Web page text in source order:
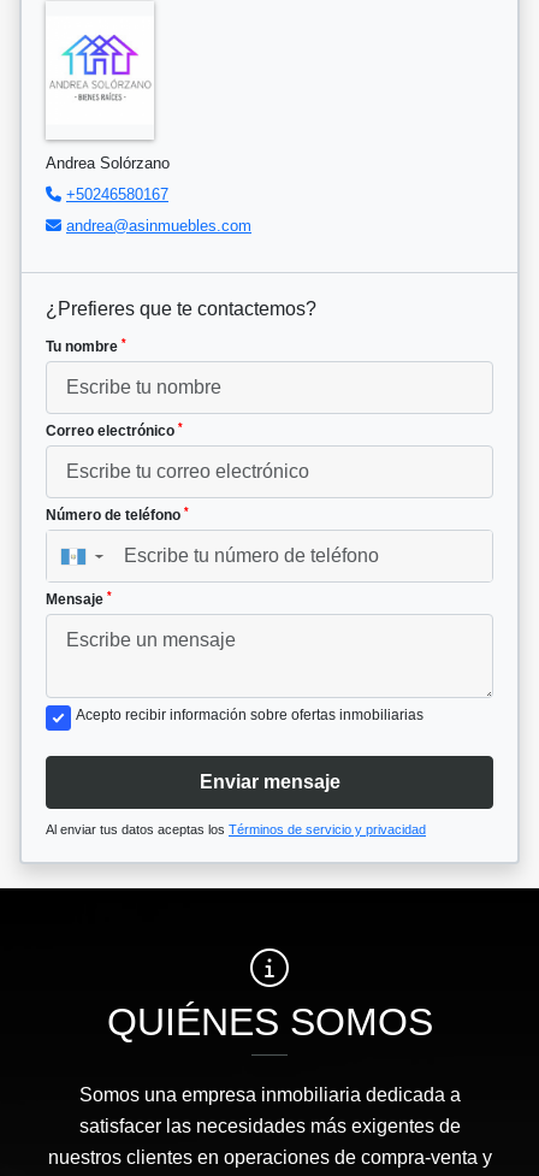
Andrea Solórzano
+50246580167
andrea@asinmuebles.com
¿Prefieres que te contactemos?
Tu nombre *
Correo electrónico *
Número de teléfono *
▼
Mensaje *
Acepto recibir información sobre ofertas inmobiliarias
Enviar mensaje
Al enviar tus datos aceptas los Términos de servicio y privacidad
QUIÉNES SOMOS
Somos una empresa inmobiliaria dedicada a
satisfacer las necesidades más exigentes de
nuestros clientes en operaciones de compra-venta y